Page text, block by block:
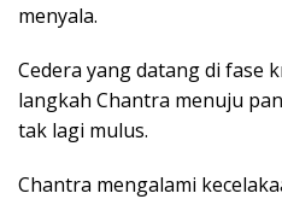
menyala.
Cedera yang datang di fase
langkah Chantra menuju
tak lagi mulus.
Chantra mengalami